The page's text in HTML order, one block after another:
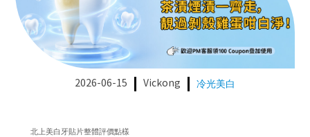
2026-06-15 Vickong 冷光美白
北上美白牙貼片整體評價點樣